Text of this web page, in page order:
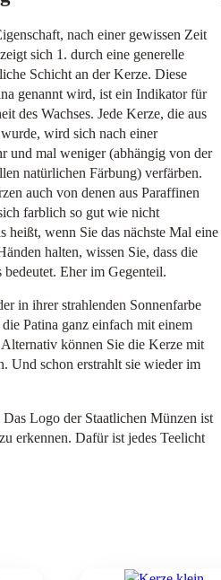
n
g
nach einer gewissen Zeit
sich 1. durch eine generelle
Schicht an der Kerze. Diese
genannt wird, ist ein Indikator für
des Wachses. Jede Kerze, die aus
wird sich nach einer
und mal weniger (abhängig von der
natürlichen Färbung) verfärben.
auch von denen aus Paraffinen
farblich so gut wie nicht
heißt, wenn Sie das nächste Mal eine
halten, wissen Sie, dass die
bedeutet. Eher im Gegenteil.
in ihrer strahlenden Sonnenfarbe
Patina ganz einfach mit einem
können Sie die Kerze mit
Und schon erstrahlt sie wieder im
Das Logo der Staatlichen Münzen ist
erkennen. Dafür ist jedes Teelicht